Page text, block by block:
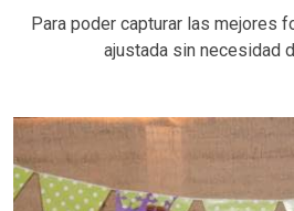
Para poder capturar las mejores
ajustada sin necesidad